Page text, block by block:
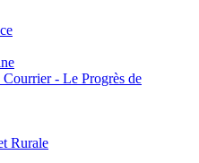
- Le Progrès de
Rurale